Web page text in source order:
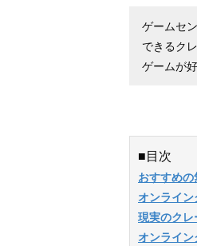
ゲームセ
できるク
ゲームが
■目次
おすすめ
オンライ
現実のク
オンライ